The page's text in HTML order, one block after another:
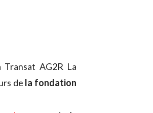
Transat AG2R La
de la fondation